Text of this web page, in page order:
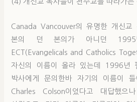
(4) 개신교 목사들이 천주교를 따라가는
Canada Vancouver의 유명한 개신교
본의 던 본의가 아니던 1995
ECT(Evangelicals and Catholics
자신의 이름이 올라 있는데 1996년
박사에게 문의한바 자기의 이름이
Charles Colson이었다고 대답했으